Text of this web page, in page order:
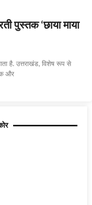
पुस्तक ‘छाया माया
है. उत्तराखंड, विशेष रूप से
और